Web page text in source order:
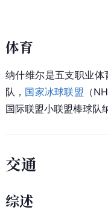
体育
纳什维尔是五支职业
队， 国家冰球联盟 （
国际联盟小联盟棒球队
交通
综述